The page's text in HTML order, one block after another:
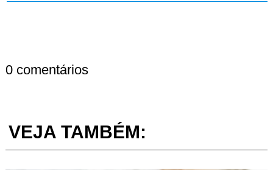
0 comentários
VEJA TAMBÉM: